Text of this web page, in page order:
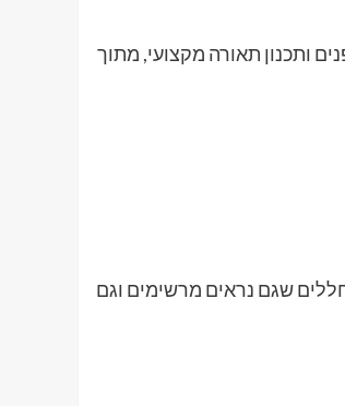
ותכנון תאורה מקצועי, מתוך
שגם נראים מרשימים וגם